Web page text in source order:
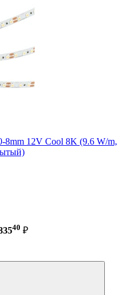
8mm 12V Cool 8K (9.6 W/m,
40 ₽